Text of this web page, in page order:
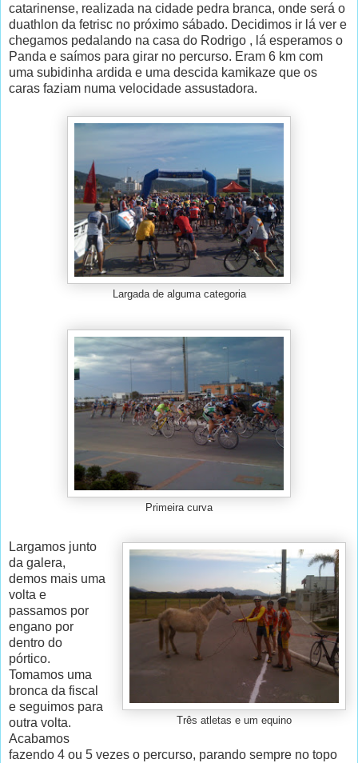
catarinense, realizada na cidade pedra branca, onde será o
duathlon da fetrisc no próximo sábado. Decidimos ir lá ver e
chegamos pedalando na casa do Rodrigo , lá esperamos o
Panda e saímos para girar no percurso. Eram 6 km com
uma subidinha ardida e uma descida kamikaze que os
caras faziam numa velocidade assustadora.
Largada de alguma categoria
Primeira curva
Três atletas e um equino
Largamos junto
da galera,
demos mais uma
volta e
passamos por
engano por
dentro do
pórtico.
Tomamos uma
bronca da fiscal
e seguimos para
outra volta.
Acabamos
fazendo 4 ou 5 vezes o percurso, parando sempre no topo